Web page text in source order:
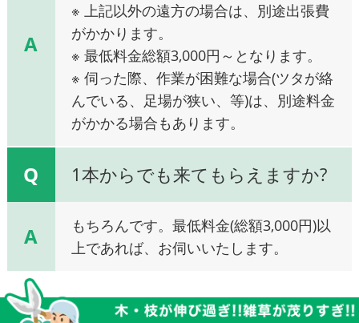
A
※ 上記以外の遠方の場合は、別途出張費
がかかります。
※ 最低料金総額3,000円～となります。
※ 伺った際、作業が困難な場合(ツタが絡
んでいる、足場が狭い、等)は、別途料金
がかかる場合もあります。
Q 1本からでも来てもらえますか?
A
もちろんです。最低料金(総額3,000円)以
上であれば、お伺いいたします。